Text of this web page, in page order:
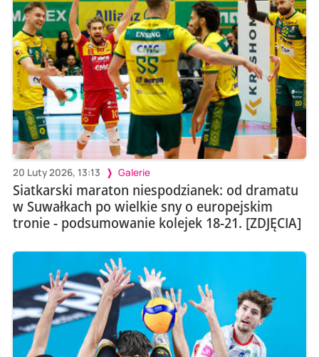
20 Luty 2026, 13:13 Galerie
Siatkarski maraton niespodzianek: od dramatu
w Suwałkach po wielkie sny o europejskim
tronie - podsumowanie kolejek 18-21. [ZDJĘCIA]